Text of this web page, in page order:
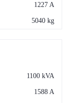
1227 A
5040 kg
1100 kVA
1588 A